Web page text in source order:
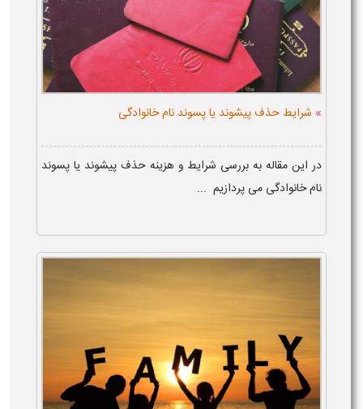
» شرایط حذف پیشوند یا پسوند نام خانوادگی
در این مقاله به بررسی شرایط و هزینه حذف پیشوند یا پسوند
نام خانوادگی می پردازیم ...